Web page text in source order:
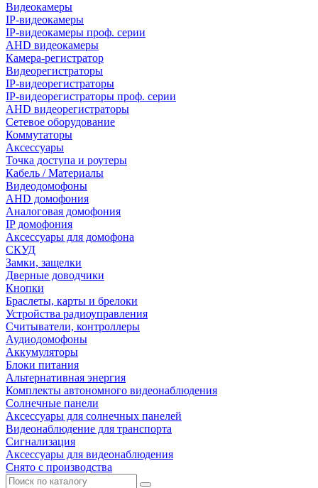
Видеокамеры
IP-видеокамеры
IP-видеокамеры проф. серии
AHD видеокамеры
Камера-регистратор
Видеорегистраторы
IP-видеорегистраторы
IP-видеорегистраторы проф. серии
AHD видеорегистраторы
Сетевое оборудование
Коммутаторы
Аксессуары
Точка доступа и роутеры
Кабель / Материалы
Видеодомофоны
AHD домофония
Аналоговая домофония
IP домофония
Аксессуары для домофона
СКУД
Замки, защелки
Дверные доводчики
Кнопки
Браслеты, карты и брелоки
Устройства радиоуправления
Считыватели, контроллеры
Аудиодомофоны
Аккумуляторы
Блоки питания
Альтернативная энергия
Комплекты автономного видеонаблюдения
Солнечные панели
Аксессуары для солнечных панелей
Видеонаблюдение для транспорта
Сигнализация
Аксессуары для видеонаблюдения
Снято с производства